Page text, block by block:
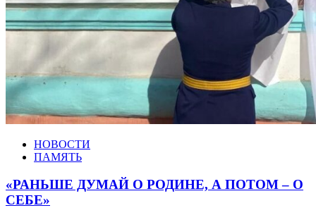
НОВОСТИ
ПАМЯТЬ
«РАНЬШЕ ДУМАЙ О РОДИНЕ, А ПОТОМ – О
СЕБЕ»